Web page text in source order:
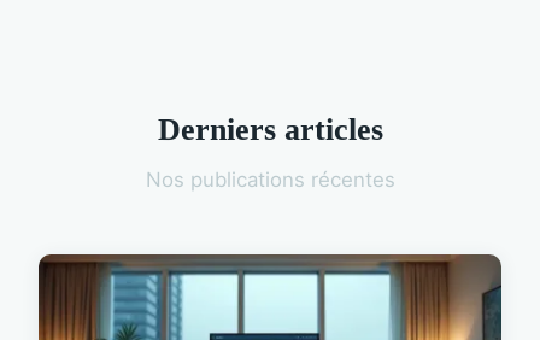
Derniers articles
Nos publications récentes